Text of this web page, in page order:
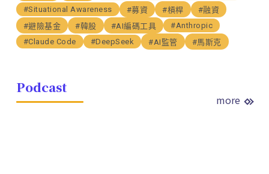
#Situational Awareness
#募資 #槓桿
#融資
#避險基金
#韓股 #AI編碼工具
#Anthropic
#Claude Code
#DeepSeek #AI監管 #馬斯克
Podcast
more